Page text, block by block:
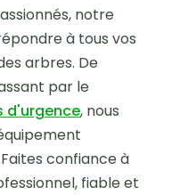
notre
à tous vos
arbres. De
par le
d'urgence, nous
confiance à
fiable et